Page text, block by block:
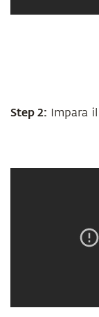
Step 2: Impara